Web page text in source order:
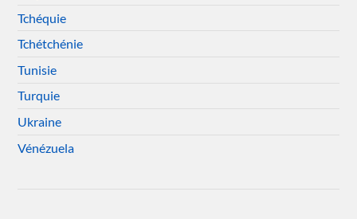
Tchéquie
Tchétchénie
Tunisie
Turquie
Ukraine
Vénézuela